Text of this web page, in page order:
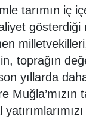
tarımın iç
gösterdiği
toprağın
yıllarda
Muğla’mızın